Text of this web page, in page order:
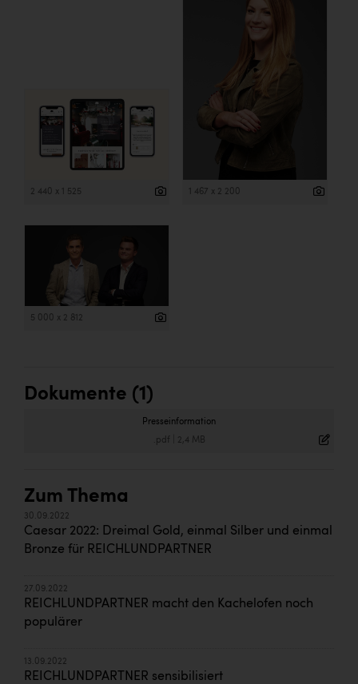
2 440 x 1 525 1 467 x 2 200
5 000 x 2 812
Dokumente (1)
Presseinformation
.pdf 2,4 MB
Zum Thema
30.09.2022
Caesar 2022: Dreimal Gold, einmal Silber und einmal
Bronze für REICHLUNDPARTNER
27.09.2022
REICHLUNDPARTNER macht den Kachelofen noch
populärer
13.09.2022
REICHLUNDPARTNER sensibilisiert